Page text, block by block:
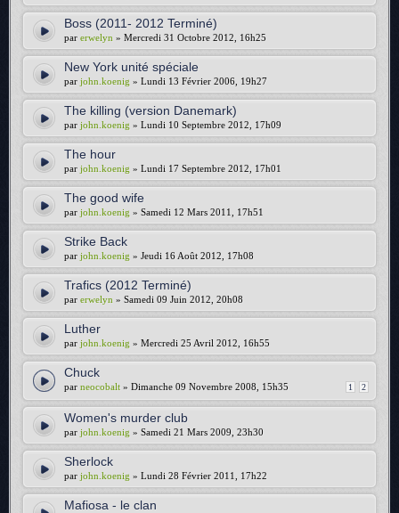
Boss (2011- 2012 Terminé)
par erwelyn » Mercredi 31 Octobre 2012, 16h25
New York unité spéciale
par john.koenig » Lundi 13 Février 2006, 19h27
The killing (version Danemark)
par john.koenig » Lundi 10 Septembre 2012, 17h09
The hour
par john.koenig » Lundi 17 Septembre 2012, 17h01
The good wife
par john.koenig » Samedi 12 Mars 2011, 17h51
Strike Back
par john.koenig » Jeudi 16 Août 2012, 17h08
Trafics (2012 Terminé)
par erwelyn » Samedi 09 Juin 2012, 20h08
Luther
par john.koenig » Mercredi 25 Avril 2012, 16h55
Chuck
1 2
par neocobalt » Dimanche 09 Novembre 2008, 15h35
Women's murder club
par john.koenig » Samedi 21 Mars 2009, 23h30
Sherlock
par john.koenig » Lundi 28 Février 2011, 17h22
Mafiosa - le clan